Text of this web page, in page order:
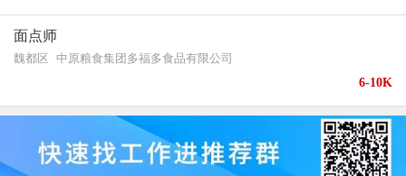
面点师
魏都区 中原粮食集团多福多食品有限公司
6-10K